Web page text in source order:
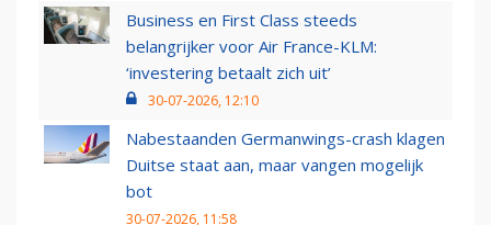
Business en First Class steeds
belangrijker voor Air France-KLM:
‘investering betaalt zich uit’
30-07-2026, 12:10
Nabestaanden Germanwings-crash klagen
Duitse staat aan, maar vangen mogelijk
bot
30-07-2026, 11:58